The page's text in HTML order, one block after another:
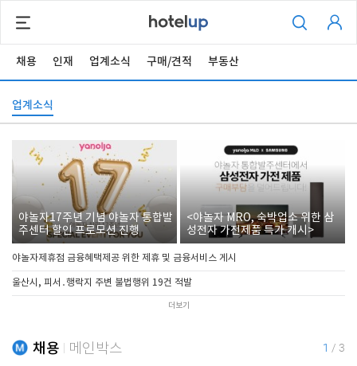
채용 인재 업계소식 구매/견적 부동산
업계소식
야놀자17주년 기념 야놀자 통합발
주센터 할인 프로모션 진행
<야놀자 MRO, 숙박업소 위한 삼
성전자 가전제품 특가 개시>
야놀자제휴점 금융혜택제공 위한 제휴 및 금융서비스 게시
울산시, 피서․행락지 주변 불법행위 19건 적발
더보기
채용 메인박스 1 / 3